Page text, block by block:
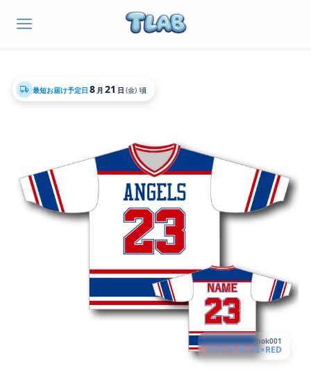
最短お届け予定日 8 月 21 日 (金) 頃
hok001
WHITE×BLUE×RED